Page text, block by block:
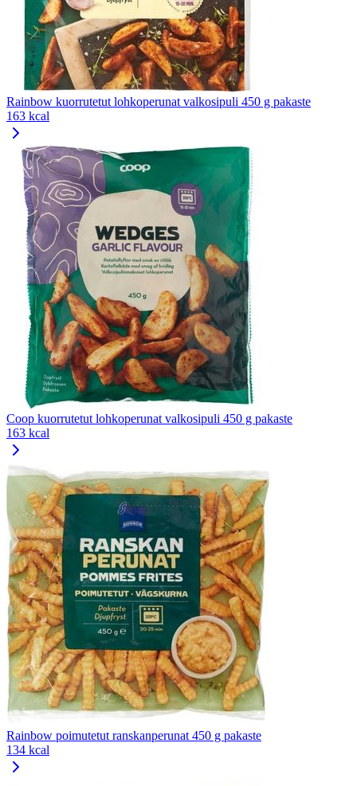
Rainbow kuorrutetut lohkoperunat valkosipuli 450 g pakaste
163 kcal
Coop kuorrutetut lohkoperunat valkosipuli 450 g pakaste
163 kcal
Rainbow poimutetut ranskanperunat 450 g pakaste
134 kcal